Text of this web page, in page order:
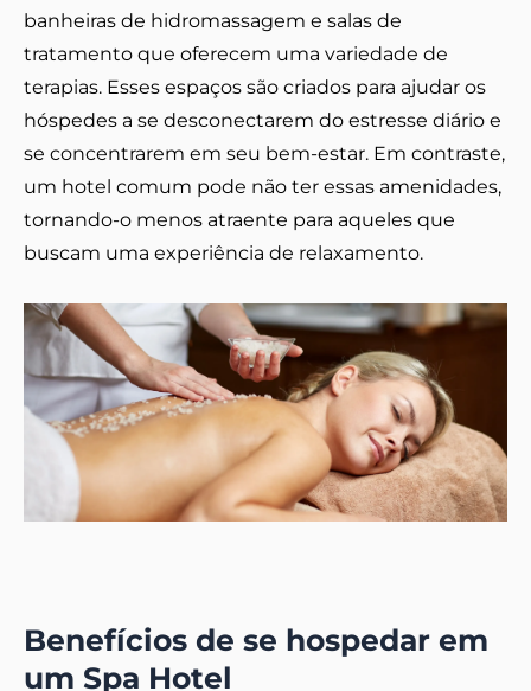
banheiras de hidromassagem e salas de
tratamento que oferecem uma variedade de
terapias. Esses espaços são criados para ajudar os
hóspedes a se desconectarem do estresse diário e
se concentrarem em seu bem-estar. Em contraste,
um hotel comum pode não ter essas amenidades,
tornando-o menos atraente para aqueles que
buscam uma experiência de relaxamento.
Benefícios de se hospedar em
um Spa Hotel